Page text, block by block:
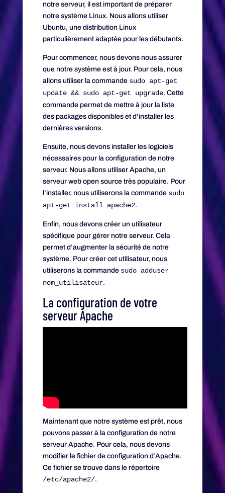
notre serveur, il est important de préparer
notre système Linux. Nous allons utiliser
Ubuntu, une distribution Linux
particulièrement adaptée pour les débutants.
Pour commencer, nous devons nous assurer
que notre système est à jour. Pour cela, nous
allons utiliser la commande sudo apt-get
update && sudo apt-get upgrade. Cette
commande permet de mettre à jour la liste
des packages disponibles et d’installer les
dernières versions.
Ensuite, nous devons installer les logiciels
nécessaires pour la configuration de notre
serveur. Nous allons utiliser Apache, un
serveur web open source très populaire. Pour
l’installer, nous utiliserons la commande sudo
apt-get install apache2.
Enfin, nous devons créer un utilisateur
spécifique pour gérer notre serveur. Cela
permet d’augmenter la sécurité de notre
système. Pour créer cet utilisateur, nous
utiliserons la commande sudo adduser
nom_utilisateur.
La configuration de votre
serveur Apache
Maintenant que notre système est prêt, nous
pouvons passer à la configuration de notre
serveur Apache. Pour cela, nous devons
modifier le fichier de configuration d’Apache.
Ce fichier se trouve dans le répertoire
/etc/apache2/.